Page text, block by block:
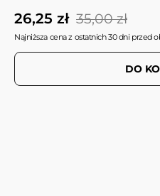
26,25 zł 35,00 zł
Najniższa cena z ostatnich 30 dni przed
DO